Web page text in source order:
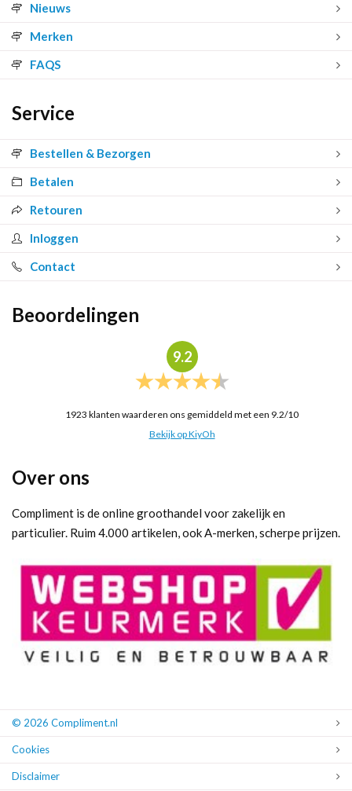
Nieuws
Merken
FAQS
Service
Bestellen & Bezorgen
Betalen
Retouren
Inloggen
Contact
Beoordelingen
9.2
1923 klanten waarderen ons gemiddeld met een 9.2/10
Bekijk op KiyOh
Over ons
Compliment is de online groothandel voor zakelijk en
particulier. Ruim 4.000 artikelen, ook A-merken, scherpe prijzen.
© 2026 Compliment.nl
Cookies
Disclaimer